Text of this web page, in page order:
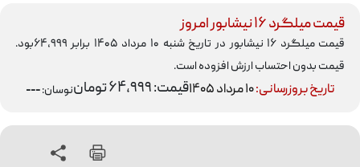
قیمت میلگرد ۱۶ نیشابور امروز
قیمت میلگرد ۱۶ نیشابور در تاریخ شنبه ۱۰ مرداد ۱۴۰۵ برابر ۶۴,۹۹۹بود.
قیمت بدون احتساب ارزش افزوده است.
تاریخ بروزرسانی:۱۰ مرداد ۱۴۰۵ قیمت: ۶۴,۹۹۹ تومان نوسان:---